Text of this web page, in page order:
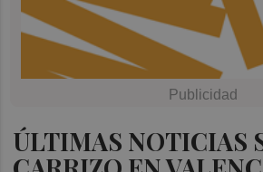
ÚLTIMAS NOTICIAS